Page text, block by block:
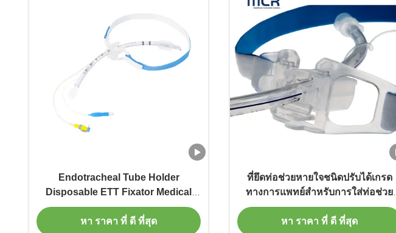
Endotracheal Tube Holder
Disposable ETT Fixator Medical
Equipment
หา ราคา ที่ ดี ที่สุด
ที่ยึดท่อช่วยหายใจชนิดปรับได้เกรด
ทางการแพทย์สำหรับการใส่ท่อช่วย
หายใจทางปากอย่างปลอดภัย พร้อม
ใบรับรอง ISO/FDA/OEM
หา ราคา ที่ ดี ที่สุด